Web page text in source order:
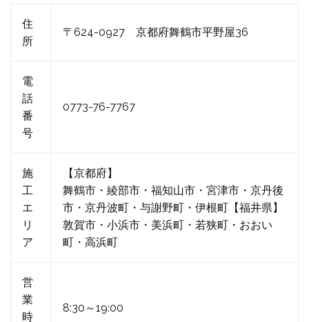
住
所
〒624-0927 京都府舞鶴市平野屋36
電
話
番
号
0773-76-7767
施
工
エ
リ
ア
【京都府】
舞鶴市・綾部市・福知山市・宮津市・京丹後
市・京丹波町・与謝野町・伊根町【福井県】
敦賀市・小浜市・美浜町・若狭町・おおい
町・高浜町
営
業
時
8:30～19:00